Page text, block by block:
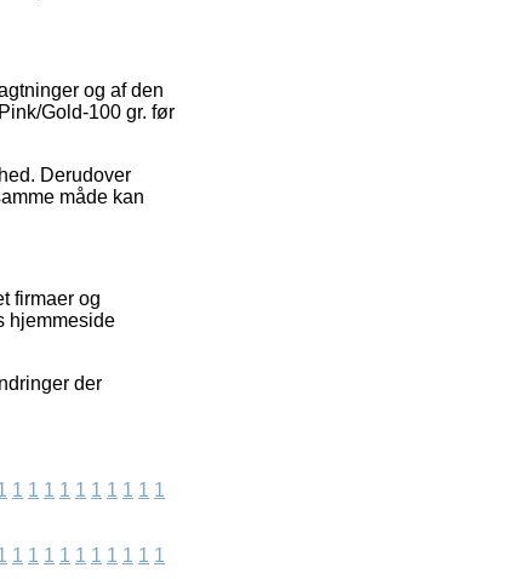
og af den
Gold-100 gr. før
Derudover
måde kan
firmaer og
hjemmeside
der
1 1 1 1 1 1 1 1 1 1
1 1 1 1 1 1 1 1 1 1